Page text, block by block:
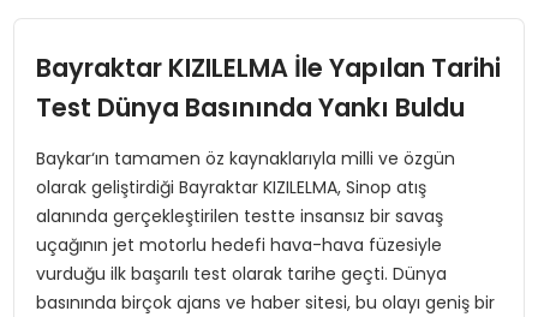
TANYER YAPI ZEMIN MÜHENDISLIĞINDE HEDEF
BÜYÜTTÜ
TOROSLAR’DA PAZAR GERGİNLİĞİ!
Bayraktar KIZILELMA İle Yapılan Tarihi
Test Dünya Basınında Yankı Buldu
Baykar‘ın tamamen öz kaynaklarıyla milli ve özgün
olarak geliştirdiği Bayraktar KIZILELMA, Sinop atış
alanında gerçekleştirilen testte insansız bir savaş
uçağının jet motorlu hedefi hava-hava füzesiyle
vurduğu ilk başarılı test olarak tarihe geçti. Dünya
basınında birçok ajans ve haber sitesi, bu olayı geniş bir